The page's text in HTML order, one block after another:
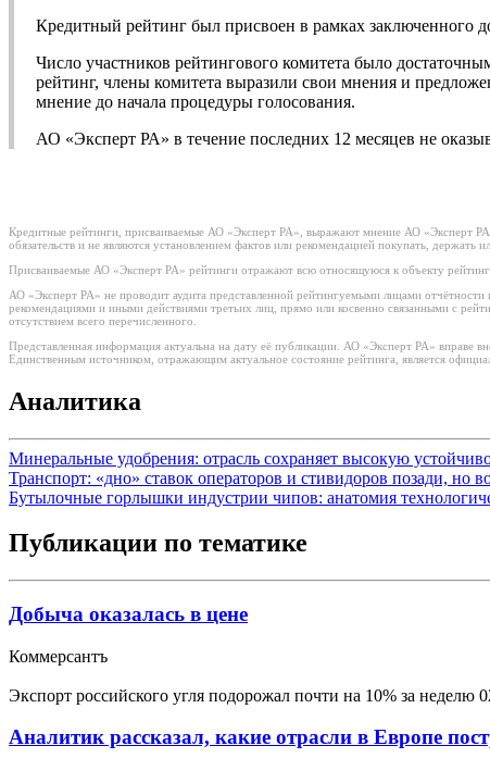
Кредитный рейтинг был присвоен в рамках
Число участников рейтингового комитета было
рейтинг, члены комитета выразили свои мнения и
мнение до начала процедуры голосования.
АО «Эксперт РА» в течение последних 12 месяцев не
Кредитные рейтинги, присваиваемые АО «Эксперт РА», выражают мнение АО «Эксперт
обязательств и не являются установлением фактов или рекомендацией покупать,
Присваиваемые АО «Эксперт РА» рейтинги отражают всю относящуюся к объекту
АО «Эксперт РА» не проводит аудита представленной рейтингуемыми лицами
рекомендациями и иными действиями третьих лиц, прямо или косвенно связанными с
отсутствием всего перечисленного.
Представленная информация актуальна на дату её публикации. АО «Эксперт РА» вправе
Единственным источником, отражающим актуальное состояние рейтинга, является
Аналитика
Минеральные удобрения: отрасль сохраняет высокую
Транспорт: «дно» ставок операторов и стивидоров позади, но
Бутылочные горлышки индустрии чипов: анатомия
Публикации по тематике
Добыча оказалась в цене
Коммерсантъ
Экспорт российского угля подорожал почти на 10% за неделю
Аналитик рассказал, какие отрасли в Европе